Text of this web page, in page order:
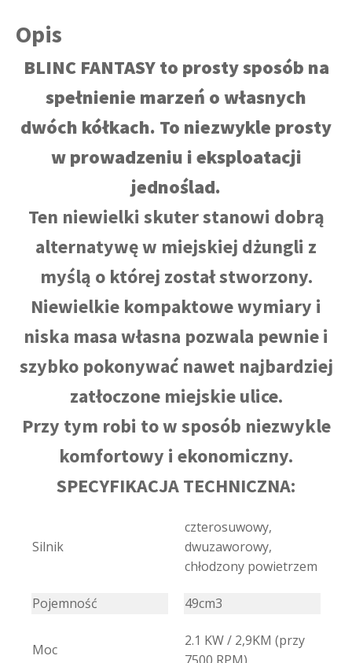
Opis
BLINC FANTASY to prosty sposób na
spełnienie marzeń o własnych
dwóch kółkach. To niezwykle prosty
w prowadzeniu i eksploatacji
jednoślad.
Ten niewielki skuter stanowi dobrą
alternatywę w miejskiej dżungli z
myślą o której został stworzony.
Niewielkie kompaktowe wymiary i
niska masa własna pozwala pewnie i
szybko pokonywać nawet najbardziej
zatłoczone miejskie ulice.
Przy tym robi to w sposób niezwykle
komfortowy i ekonomiczny.
SPECYFIKACJA TECHNICZNA:
Silnik
czterosuwowy,
dwuzaworowy,
chłodzony powietrzem
Pojemność 49cm3
Moc
2.1 KW / 2,9KM (przy